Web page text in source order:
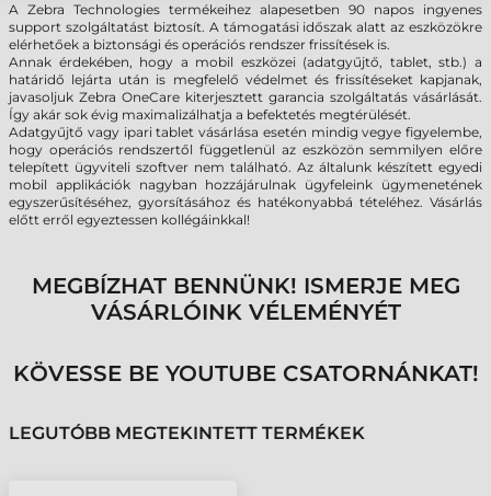
A Zebra Technologies termékeihez alapesetben 90 napos ingyenes
support szolgáltatást biztosít. A támogatási időszak alatt az eszközökre
elérhetőek a biztonsági és operációs rendszer frissítések is.
Annak érdekében, hogy a mobil eszközei (adatgyűjtő, tablet, stb.) a
határidő lejárta után is megfelelő védelmet és frissítéseket kapjanak,
javasoljuk Zebra OneCare kiterjesztett garancia szolgáltatás vásárlását.
Így akár sok évig maximalizálhatja a befektetés megtérülését.
Adatgyűjtő vagy ipari tablet vásárlása esetén mindig vegye figyelembe,
hogy operációs rendszertől függetlenül az eszközön semmilyen előre
telepített ügyviteli szoftver nem található. Az általunk készített egyedi
mobil applikációk nagyban hozzájárulnak ügyfeleink ügymenetének
egyszerűsítéséhez, gyorsításához és hatékonyabbá tételéhez. Vásárlás
előtt erről egyeztessen kollégáinkkal!
MEGBÍZHAT BENNÜNK! ISMERJE MEG
VÁSÁRLÓINK VÉLEMÉNYÉT
KÖVESSE BE YOUTUBE CSATORNÁNKAT!
LEGUTÓBB MEGTEKINTETT TERMÉKEK